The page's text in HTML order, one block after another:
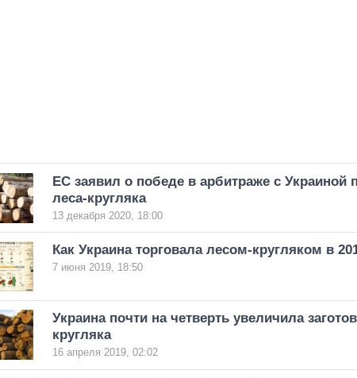
ЕС заявил о победе в арбитраже с Украиной
леса-кругляка
13 декабря 2020, 18:00
Как Украина торговала лесом-кругляком в
7 июня 2019, 18:50
Украина почти на четверть увеличила
кругляка
16 апреля 2019, 02:02